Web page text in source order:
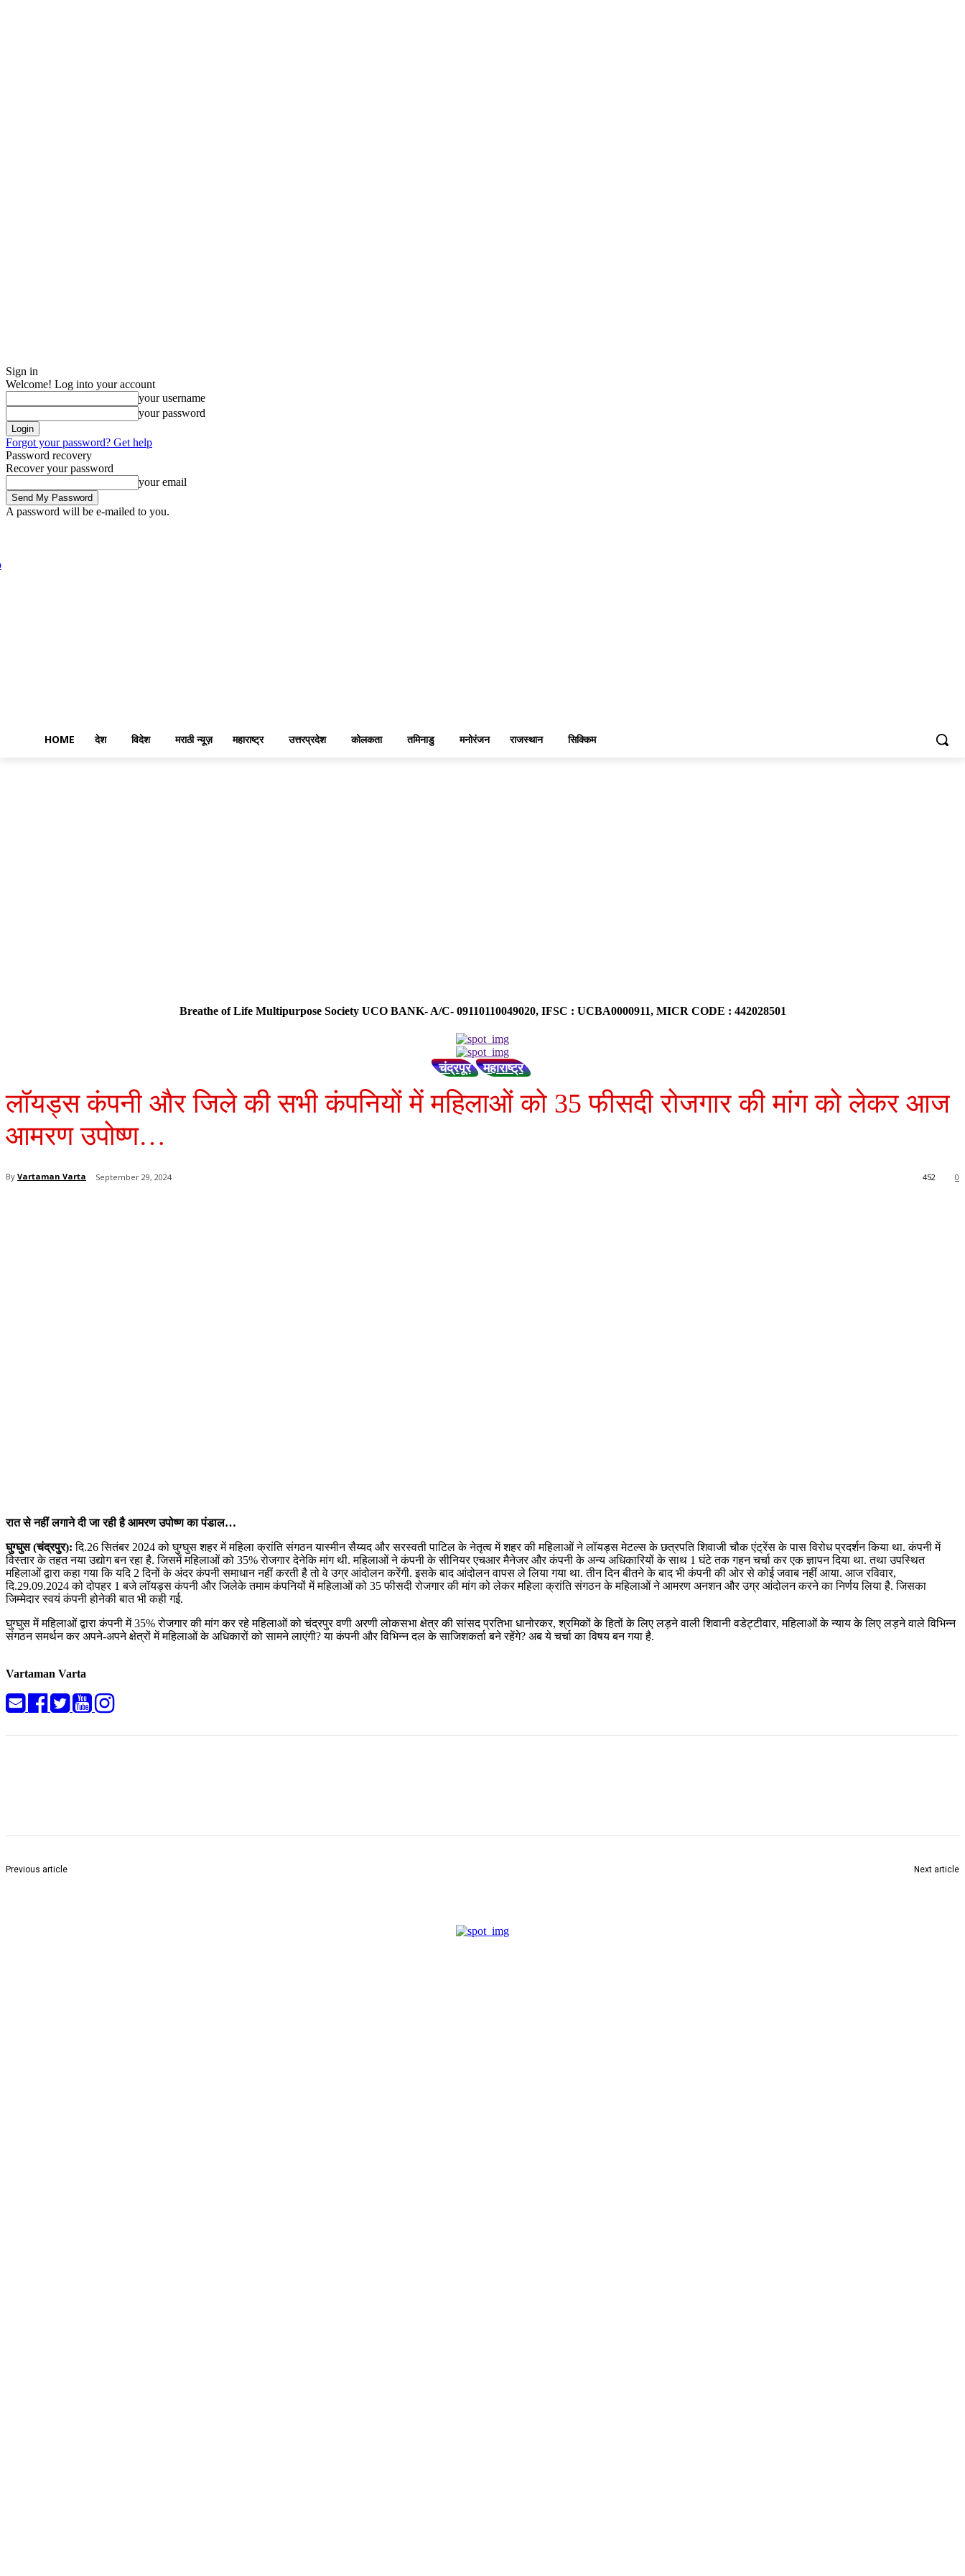
Sign in
Welcome! Log into your account
your username
your password
Forgot your password? Get help
Password recovery
Recover your password
your email
A password will be e-mailed to you.
HOME देश विदेश मराठी न्यूज़ महाराष्ट्र उत्तरप्रदेश कोलकता तमिनाडु मनोरंजन राजस्थान सिक्किम
Breathe of Life Multipurpose Society UCO BANK- A/C- 09110110049020, IFSC : UCBA0000911, MICR CODE : 442028501
चंद्रपूर महाराष्ट्र
लॉयड्स कंपनी और जिले की सभी कंपनियों में महिलाओं को 35 फीसदी रोजगार की मांग को लेकर आज
आमरण उपोष्ण…
By Vartaman Varta September 29, 2024 0
452
रात से नहीं लगाने दी जा रही है आमरण उपोष्ण का पंडाल…
घुग्घुस (चंद्रपुर): दि.26 सितंबर 2024 को घुग्घुस शहर में महिला क्रांति संगठन यास्मीन सैय्यद और सरस्वती पाटिल के नेतृत्व में शहर की महिलाओं ने लॉयड्स मेटल्स के छत्रपति शिवाजी चौक एंट्रेंस के पास विरोध प्रदर्शन किया था. कंपनी में
विस्तार के तहत नया उद्योग बन रहा है. जिसमें महिलाओं को 35% रोजगार देनेकि मांग थी. महिलाओं ने कंपनी के सीनियर एचआर मैनेजर और कंपनी के अन्य अधिकारियों के साथ 1 घंटे तक गहन चर्चा कर एक ज्ञापन दिया था. तथा उपस्थित
महिलाओं द्वारा कहा गया कि यदि 2 दिनों के अंदर कंपनी समाधान नहीं करती है तो वे उग्र आंदोलन करेंगी. इसके बाद आंदोलन वापस ले लिया गया था. तीन दिन बीतने के बाद भी कंपनी की ओर से कोई जवाब नहीं आया. आज रविवार,
दि.29.09.2024 को दोपहर 1 बजे लॉयड्स कंपनी और जिलेके तमाम कंपनियों में महिलाओं को 35 फीसदी रोजगार की मांग को लेकर महिला क्रांति संगठन के महिलाओं ने आमरण अनशन और उग्र आंदोलन करने का निर्णय लिया है. जिसका
जिम्मेदार स्वयं कंपनी होनेकी बात भी कही गई.
घुग्घुस में महिलाओं द्वारा कंपनी में 35% रोजगार की मांग कर रहे महिलाओं को चंद्रपुर वणी अरणी लोकसभा क्षेत्र की सांसद प्रतिभा धानोरकर, श्रमिकों के हितों के लिए लड़ने वाली शिवानी वडेट्टीवार, महिलाओं के न्याय के लिए लड़ने वाले विभिन्न
संगठन समर्थन कर अपने-अपने क्षेत्रों में महिलाओं के अधिकारों को सामने लाएंगी? या कंपनी और विभिन्न दल के साजिशकर्ता बने रहेंगे? अब ये चर्चा का विषय बन गया है.
Vartaman Varta
Previous article Next article